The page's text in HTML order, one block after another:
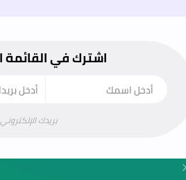
اشترك في القائمة
بريدك